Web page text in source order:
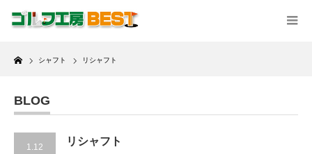
Home
シャフト リシャフト
BLOG
1.12
リシャフト